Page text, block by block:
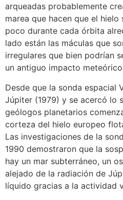
arqueadas probablemente
marea que hacen que el
poco durante cada órbita
lado están las máculas que
irregulares que bien podrían
un antiguo impacto
Desde que la sonda espacial
Júpiter (1979) y se acercó lo
geólogos planetarios
corteza del hielo europeo
Las investigaciones de la
1990 demostraron que la
hay un mar subterráneo, un
alejado de la radiación de
líquido gracias a la actividad